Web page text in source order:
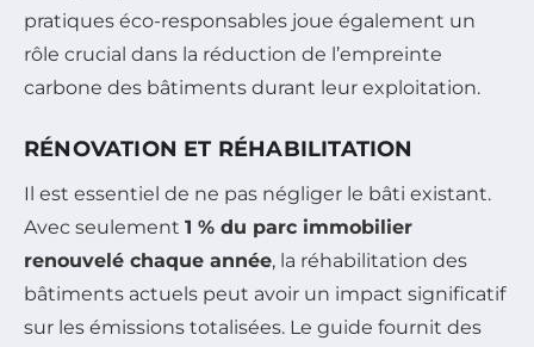
pratiques éco-responsables joue également un
rôle crucial dans la réduction de l’empreinte
carbone des bâtiments durant leur exploitation.
RÉNOVATION ET RÉHABILITATION
Il est essentiel de ne pas négliger le bâti existant.
Avec seulement 1 % du parc immobilier
renouvelé chaque année, la réhabilitation des
bâtiments actuels peut avoir un impact significatif
sur les émissions totalisées. Le guide fournit des